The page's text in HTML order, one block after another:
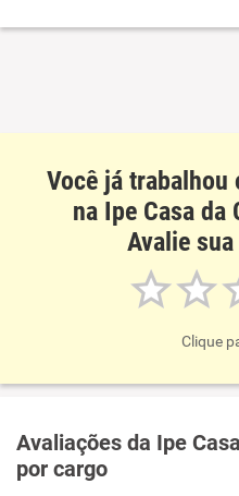
Você já trabalhou
na Ipe Casa da
Avalie
Clique
Avaliações da Ipe
por cargo